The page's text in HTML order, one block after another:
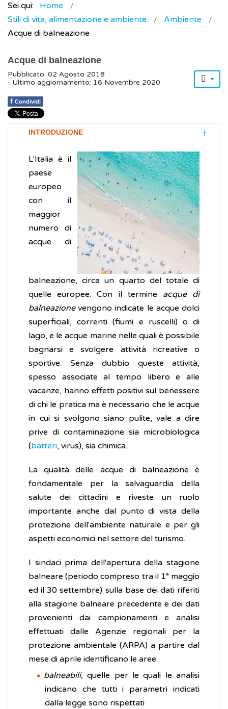
Sei qui:
Home
Stili di vita, alimentazione e ambiente
Ambiente
Acque di balneazione
Acque di balneazione
Pubblicato: 02 Agosto 2018
- Ultimo aggiornamento: 16 Novembre 2020
f Condividi
INTRODUZIONE
L'Italia è il
paese
europeo
con il
maggior
numero di
acque di
balneazione, circa un quarto del totale di
quelle europee. Con il termine acque di
balneazionevengono indicate le acque dolci
superficiali, correnti (fiumi e ruscelli) o di
lago, e le acque marine nelle quali è possibile
bagnarsi e svolgere attività ricreative o
sportive. Senza dubbio queste attività,
spesso associate al tempo libero e alle
vacanze, hanno effetti positivi sul benessere
di chi le pratica ma è necessario che le acque
in cui si svolgono siano pulite, vale a dire
prive di contaminazione sia microbiologica
(batteri, virus), sia chimica.
La qualità delle acque di balneazione è
fondamentale per la salvaguardia della
salute dei cittadini e riveste un ruolo
importante anche dal punto di vista della
protezione dell'ambiente naturale e per gli
aspetti economici nel settore del turismo.
I sindaci prima dell'apertura della stagione
balneare (periodo compreso tra il 1° maggio
ed il 30 settembre) sulla base dei dati riferiti
alla stagione balneare precedente e dei dati
provenienti dai campionamenti e analisi
effettuati dalle Agenzie regionali per la
protezione ambientale (ARPA) a partire dal
mese di aprile identificano le aree:
balneabili, quelle per le quali le analisi
indicano che tutti i parametri indicati
dalla legge sono rispettati